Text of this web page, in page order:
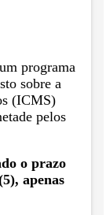
programa
sobre a
(ICMS)
pelos
o prazo
apenas